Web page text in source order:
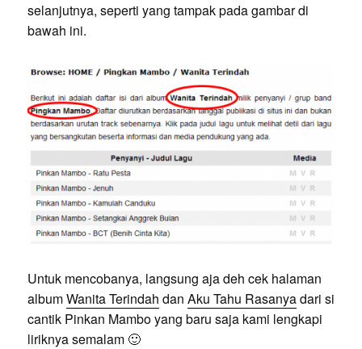
selanjutnya, seperti yang tampak pada gambar di
bawah ini.
Untuk mencobanya, langsung aja deh cek halaman
albumWanita Terindah dan Aku Tahu Rasanyadari si
cantik Pinkan Mambo yang baru saja kami lengkapi
liriknya semalam 🙂